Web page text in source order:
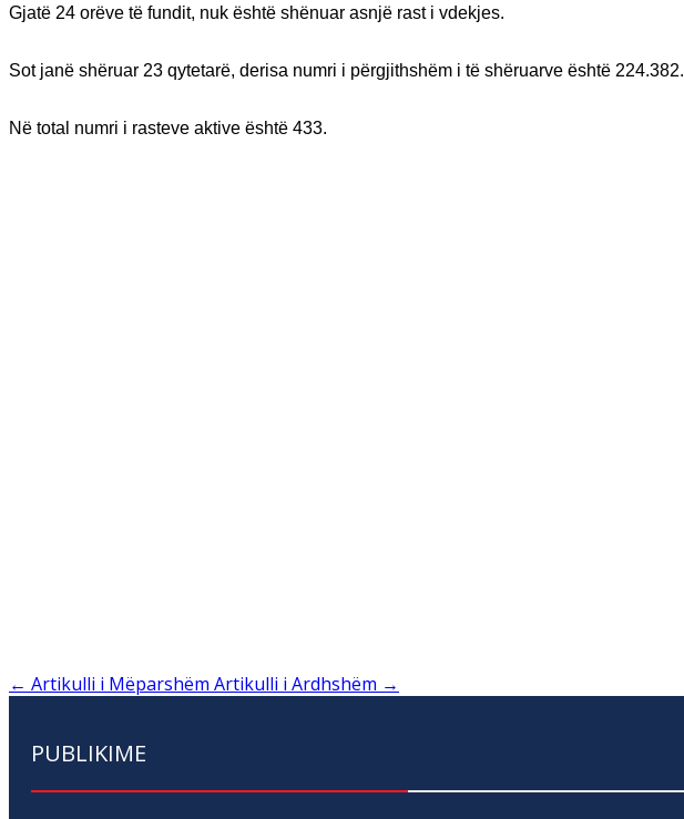
Gjatë 24 orëve të fundit, nuk është shënuar asnjë rast i vdekjes.
Sot janë shëruar 23 qytetarë, derisa numri i përgjithshëm i të shëruarve është 224.382.
Në total numri i rasteve aktive është 433.
← Artikulli i Mëparshëm Artikulli i Ardhshëm →
PUBLIKIME